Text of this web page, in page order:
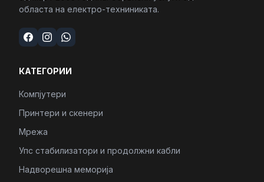
областа на електро-техниниката.
КАТЕГОРИИ
Компјутери
Принтери и скенери
Мрежа
Упс стабилизатори и продолжни кабли
Надворешна меморија